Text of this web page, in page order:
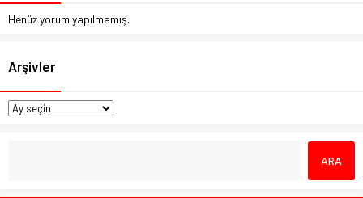
Henüz yorum yapılmamış.
Arşivler